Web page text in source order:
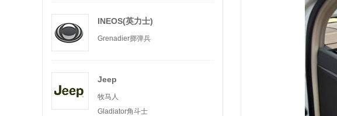
INEOS(英力士)
Grenadier掷弹兵
Jeep
牧马人
Gladiator角斗士